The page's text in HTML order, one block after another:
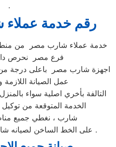
.
رقم خدمة
خدمة عملاء شارب مصر من
فرع مصر نحرص
اجهزة شارب مصر باعلى درجة من
عمل الصيانة اللازمة
التالفة بأخري اصلية سواء
الخدمة المتوقعة من توكيل
شارب ، نغطي جميع
على الخط الساخن لصيانه شارب مصر 01095999314 .